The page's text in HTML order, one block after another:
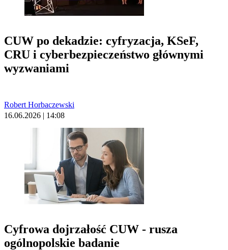
CUW po dekadzie: cyfryzacja, KSeF,
CRU i cyberbezpieczeństwo głównymi
wyzwaniami
Robert Horbaczewski
16.06.2026 | 14:08
Cyfrowa dojrzałość CUW - rusza
ogólnopolskie badanie